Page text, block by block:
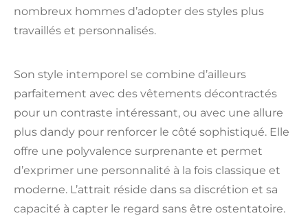
nombreux hommes d’adopter des styles plus
travaillés et personnalisés.
Son style intemporel se combine d’ailleurs
parfaitement avec des vêtements décontractés
pour un contraste intéressant, ou avec une allure
plus dandy pour renforcer le côté sophistiqué. Elle
offre une polyvalence surprenante et permet
d’exprimer une personnalité à la fois classique et
moderne. L’attrait réside dans sa discrétion et sa
capacité à capter le regard sans être ostentatoire.